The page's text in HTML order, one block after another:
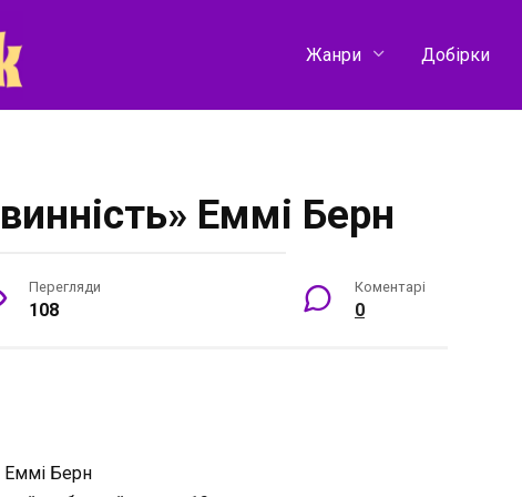
Жанри Добірки
Еммі Берн
Перегляди
108
Коментарі
0
Еммі Берн